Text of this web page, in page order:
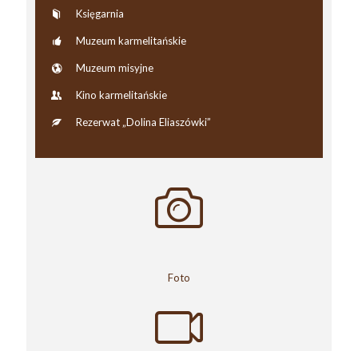
Księgarnia
Muzeum karmelitańskie
Muzeum misyjne
Kino karmelitańskie
Rezerwat „Dolina Eliaszówki”
Foto